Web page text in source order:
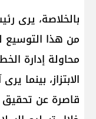
بالخلاصة، يرى
من هذا التوسيع
محاولة إدارة
الابتزاز، بينما
قاصرة عن